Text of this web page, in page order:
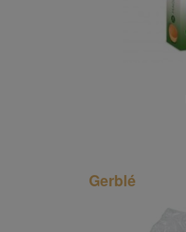
Gerblé